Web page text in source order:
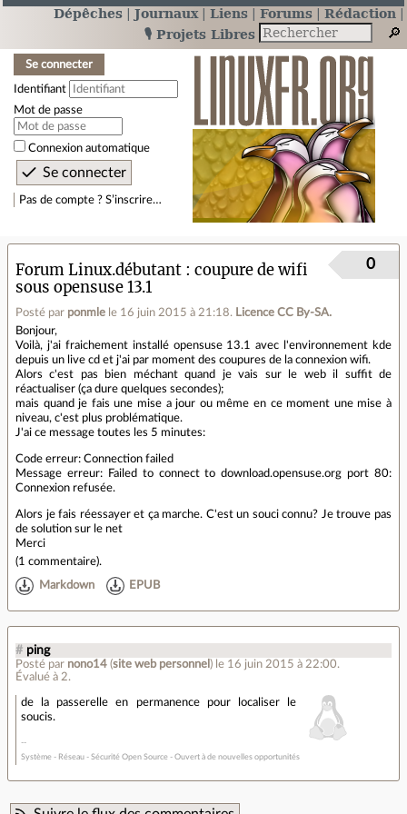
Dépêches Journaux Liens Forums
Rédaction
🎙️ Projets Libres
Se connecter
Identifiant
Mot de passe
Connexion automatique
Pas de compte ? S’inscrire…
Forum Linux.débutant
coupure de wifi
sous opensuse 13.1
Posté par ponmle le 16 juin 2015 à 21:18. Licence CC By‑SA.
0
Bonjour,
Voilà, j'ai fraichement installé opensuse 13.1 avec l'environnement kde
depuis un live cd et j'ai par moment des coupures de la connexion wifi.
Alors c'est pas bien méchant quand je vais sur le web il suffit de
réactualiser (ça dure quelques secondes);
mais quand je fais une mise a jour ou même en ce moment une mise à
niveau, c'est plus problématique.
J'ai ce message toutes les 5 minutes:
Code erreur: Connection failed
Message erreur: Failed to connect to download.opensuse.org port 80:
Connexion refusée.
Alors je fais réessayer et ça marche. C'est un souci connu? Je trouve pas
de solution sur le net
Merci
(1 commentaire).
Markdown EPUB
# ping
Posté par nono14 (site web personnel ) le 16 juin 2015 à 22:00.
Évalué à 2.
de la passerelle en permanence pour localiser le
soucis.
Système - Réseau - Sécurité Open Source - Ouvert à de nouvelles opportunités